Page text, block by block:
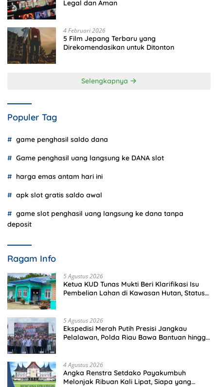
Legal dan Aman
4 Februari 2026
5 Film Jepang Terbaru yang
Direkomendasikan untuk Ditonton
Selengkapnya
Populer Tag
game penghasil saldo dana
Game penghasil uang langsung ke DANA slot
harga emas antam hari ini
apk slot gratis saldo awal
game slot penghasil uang langsung ke dana tanpa
deposit
Ragam Info
5 Agustus 2026
Ketua KUD Tunas Mukti Beri Klarifikasi Isu
Pembelian Lahan di Kawasan Hutan, Status
5 Agustus 2026
Ekspedisi Merah Putih Presisi Jangkau
Pelalawan, Polda Riau Bawa Bantuan hingga
4 Agustus 2026
Angka Renstra Setdako Payakumbuh
Melonjak Ribuan Kali Lipat, Siapa yang